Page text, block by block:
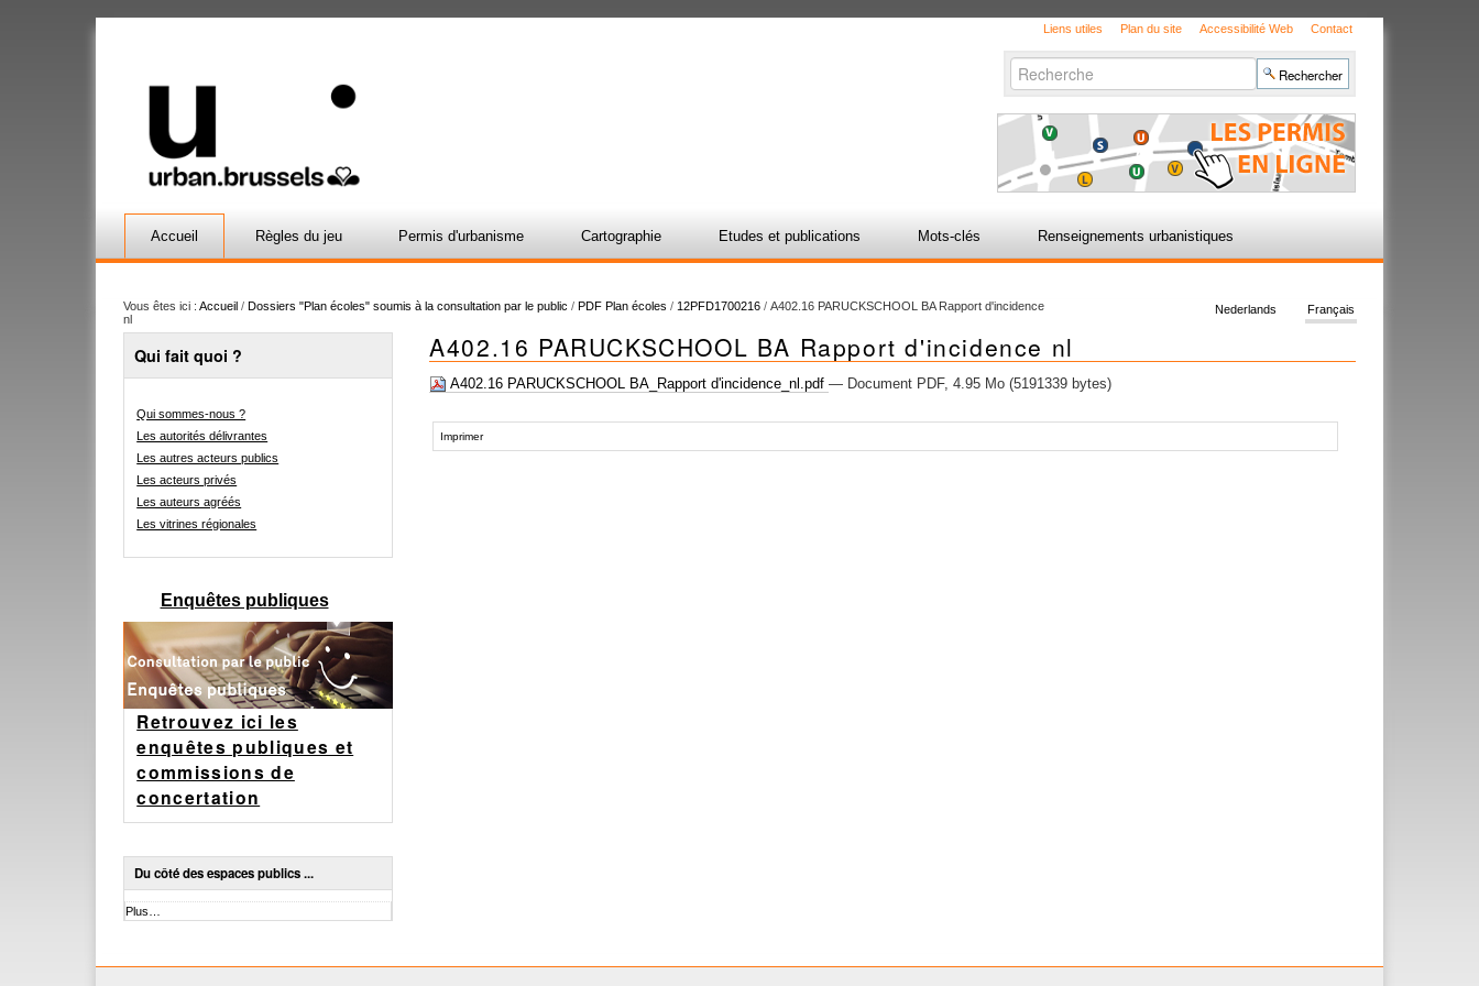
Liens utiles Plan du site Accessibilité Web Contact
Chercher par
avancée…
Accueil Règles du jeu Permis d'urbanisme Cartographie Etudes et publications Mots-clés Renseignements urbanistiques
Vous êtes ici : Accueil / Dossiers "Plan écoles" soumis à la consultation par le public / PDF Plan écoles / 12PFD1700216 / A402.16 PARUCKSCHOOL BA Rapport d'incidence
nl
Français
Nederlands
Qui fait quoi ?
Qui sommes-nous ?
Les autorités délivrantes
Les autres acteurs publics
Les acteurs privés
Les auteurs agréés
Les vitrines régionales
Enquêtes publiques
Retrouvez ici les
enquêtes publiques et
commissions de
concertation
Du côté des espaces publics ...
Du
Plus…
A402.16 PARUCKSCHOOL BA Rapport d'incidence nl
A402.16 PARUCKSCHOOL BA_Rapport d'incidence_nl.pdf— Document PDF, 4.95 Mo (5191339 bytes)
surImprimer